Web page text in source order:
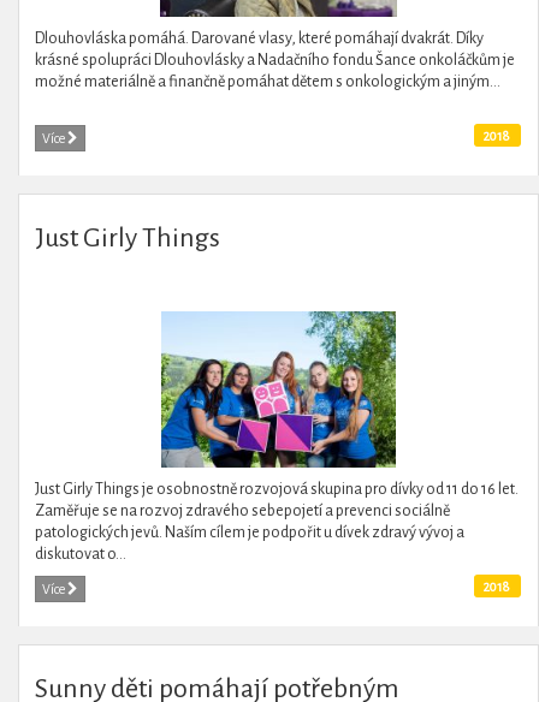
Dlouhovláska pomáhá. Darované vlasy, které pomáhají dvakrát. Díky
krásné spolupráci Dlouhovlásky a Nadačního fondu Šance onkoláčkům je
možné materiálně a finančně pomáhat dětem s onkologickým a jiným...
Více 2018
Just Girly Things
Just Girly Things je osobnostně rozvojová skupina pro dívky od 11 do 16 let.
Zaměřuje se na rozvoj zdravého sebepojetí a prevenci sociálně
patologických jevů. Naším cílem je podpořit u dívek zdravý vývoj a
diskutovat o...
Více 2018
Sunny děti pomáhají potřebným